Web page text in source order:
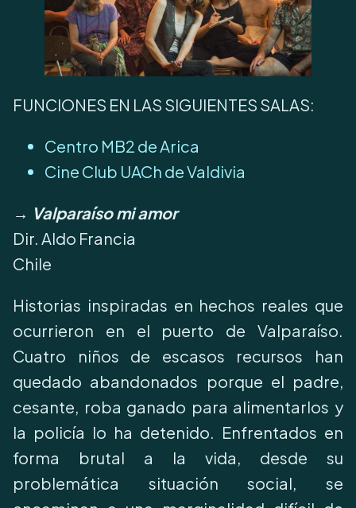
FUNCIONES EN LAS SIGUIENTES SALAS:
Centro MB2 de Arica
Cine Club UACh de Valdivia
→ Valparaíso mi amor
Dir. Aldo Francia
Chile
Historias inspiradas en hechos reales que
ocurrieron en el puerto de Valparaíso.
Cuatro niños de escasos recursos han
quedado abandonados porque el padre,
cesante, roba ganado para alimentarlos y
la policía lo ha detenido. Enfrentados en
forma brutal a la vida, desde su
problemática situación social, se